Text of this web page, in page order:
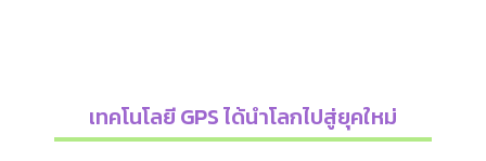
เทคโนโลยี GPS ได้นำโลกไปสู่ยุคใหม่